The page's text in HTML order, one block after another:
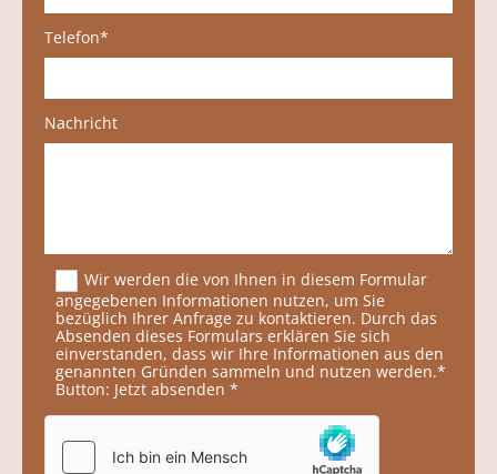
Telefon*
Nachricht
Wir werden die von Ihnen in diesem Formular
angegebenen Informationen nutzen, um Sie
bezüglich Ihrer Anfrage zu kontaktieren. Durch das
Absenden dieses Formulars erklären Sie sich
einverstanden, dass wir Ihre Informationen aus den
genannten Gründen sammeln und nutzen werden.*
Button: Jetzt absenden *